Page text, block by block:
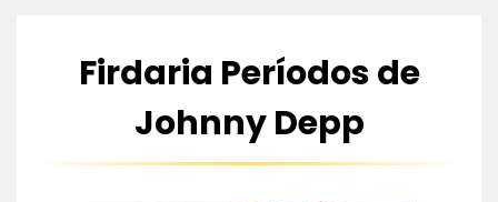
Firdaria Períodos de
Johnny Depp